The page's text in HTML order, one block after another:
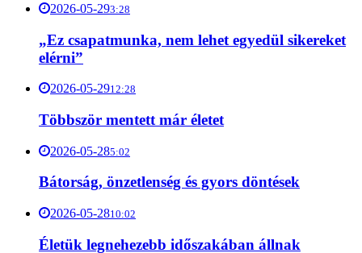
2026-05-293:28
„Ez csapatmunka, nem lehet egyedül sikereket
elérni”
2026-05-2912:28
Többször mentett már életet
2026-05-285:02
Bátorság, önzetlenség és gyors döntések
2026-05-2810:02
Életük legnehezebb időszakában állnak